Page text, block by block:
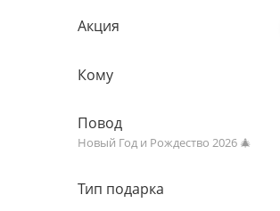
Акция
Кому
Повод
Новый Год и Рождество 2026 🎄
Тип подарка